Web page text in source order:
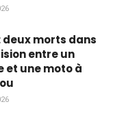
deux morts dans
entre un
et une moto à